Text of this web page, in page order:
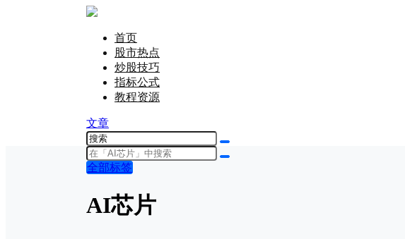
首页
股市热点
炒股技巧
指标公式
教程资源
文章
全部标签
AI芯片